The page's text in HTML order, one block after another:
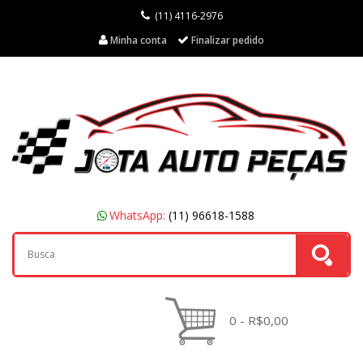
(11) 4116-2976
Minha conta
Finalizar pedido
WhatsApp: (11) 96618-1588
0 - R$0,00